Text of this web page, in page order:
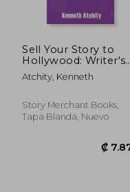
Sell Your Story to
Hollywood: Writer's
Pocket Guide to the
Business of Show
Atchity, Kenneth
Story Merchant Books,
Tapa Blanda, Nuevo